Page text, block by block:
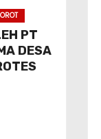
PT
DESA